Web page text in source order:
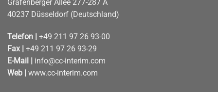
Grafenberger Allee 277-287 A
40237 Düsseldorf (Deutschland)
Telefon | +49 211 97 26 93-00
Fax | +49 211 97 26 93-29
E-Mail | info@cc-interim.com
Web | www.cc-interim.com